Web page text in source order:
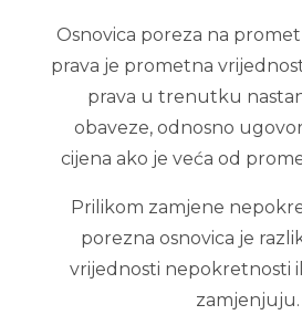
Osnovica poreza na
prava je prometna
prava u trenutku
obaveze, odnosno
cijena ako je veća od
Prilikom zamjene
porezna osnovica je
vrijednosti nepokretnosti
zamjenjuju.